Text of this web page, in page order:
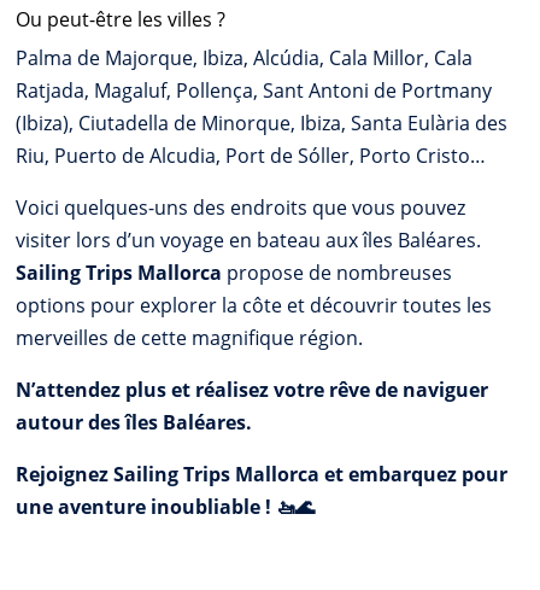
Ou peut-être les villes ?
Palma de Majorque, Ibiza, Alcúdia, Cala Millor, Cala
Ratjada, Magaluf, Pollença, Sant Antoni de Portmany
(Ibiza), Ciutadella de Minorque, Ibiza, Santa Eulària des
Riu, Puerto de Alcudia, Port de Sóller, Porto Cristo…
Voici quelques-uns des endroits que vous pouvez
visiter lors d’un voyage en bateau aux îles Baléares.
Sailing Trips Mallorca propose de nombreuses
options pour explorer la côte et découvrir toutes les
merveilles de cette magnifique région.
N’attendez plus et réalisez votre rêve de naviguer
autour des îles Baléares.
Rejoignez Sailing Trips Mallorca et embarquez pour
une aventure inoubliable ! 🚤🌊